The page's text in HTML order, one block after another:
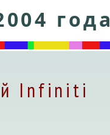
года
Infiniti